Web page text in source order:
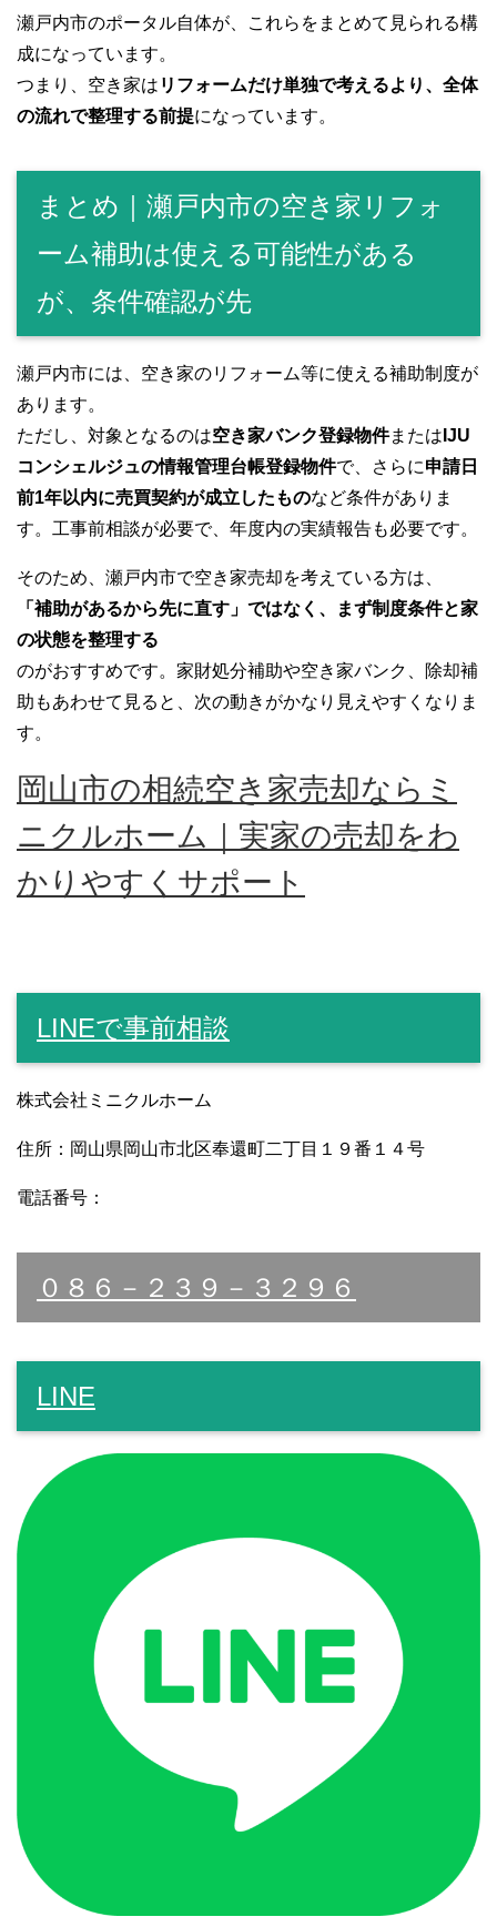
瀬戸内市のポータル自体が、これらをまとめて見られる構
成になっています。
つまり、空き家は リフォームだけ単独で考えるより、全体
の流れで整理する前提になっています。
まとめ｜瀬戸内市の空き家リフォ
ーム補助は使える可能性がある
が、条件確認が先
瀬戸内市には、空き家のリフォーム等に使える補助制度が
あります。
ただし、対象となるのは空き家バンク登録物件または IJU
コンシェルジュの情報管理台帳登録物件で、さらに申請日
前1年以内に売買契約が成立したものなど条件がありま
す。工事前相談が必要で、年度内の実績報告も必要です。
そのため、瀬戸内市で空き家売却を考えている方は、
「補助があるから先に直す」ではなく、まず制度条件と家
の状態を整理する
のがおすすめです。家財処分補助や空き家バンク、除却補
助もあわせて見ると、次の動きがかなり見えやすくなりま
す。
岡山市の相続空き家売却ならミ
ニクルホーム｜実家の売却をわ
かりやすくサポート
LINEで事前相談
株式会社ミニクルホーム
住所：岡山県岡山市北区奉還町二丁目１９番１４号
電話番号：
０８６－２３９－３２９６
LINE